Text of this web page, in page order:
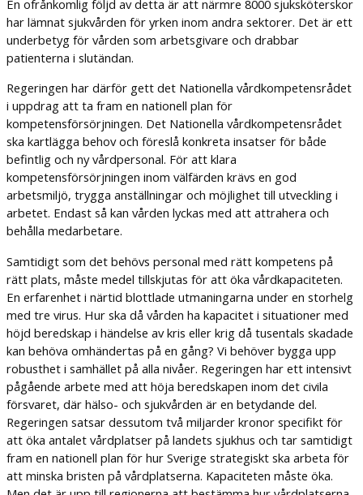
En ofrånkomlig följd av detta är att närmre 8000 sjuksköterskor
har lämnat sjukvården för yrken inom andra sektorer. Det är ett
underbetyg för vården som arbetsgivare och drabbar
patienterna i slutändan.
Regeringen har därför gett det Nationella vårdkompetensrådet
i uppdrag att ta fram en nationell plan för
kompetensförsörjningen. Det Nationella vårdkompetensrådet
ska kartlägga behov och föreslå konkreta insatser för både
befintlig och ny vårdpersonal. För att klara
kompetensförsörjningen inom välfärden krävs en god
arbetsmiljö, trygga anställningar och möjlighet till utveckling i
arbetet. Endast så kan vården lyckas med att attrahera och
behålla medarbetare.
Samtidigt som det behövs personal med rätt kompetens på
rätt plats, måste medel tillskjutas för att öka vårdkapaciteten.
En erfarenhet i närtid blottlade utmaningarna under en storhelg
med tre virus. Hur ska då vården ha kapacitet i situationer med
höjd beredskap i händelse av kris eller krig då tusentals skadade
kan behöva omhändertas på en gång? Vi behöver bygga upp
robusthet i samhället på alla nivåer. Regeringen har ett intensivt
pågående arbete med att höja beredskapen inom det civila
försvaret, där hälso- och sjukvården är en betydande del.
Regeringen satsar dessutom två miljarder kronor specifikt för
att öka antalet vårdplatser på landets sjukhus och tar samtidigt
fram en nationell plan för hur Sverige strategiskt ska arbeta för
att minska bristen på vårdplatserna. Kapaciteten måste öka.